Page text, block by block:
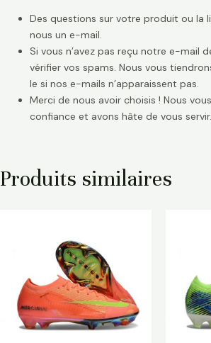
Des questions sur votre produit ou la
nous un e-mail.
Si vous n’avez pas reçu notre e-mail
vérifier vos spams. Nous vous
le si nos e-mails n’apparaissent pas.
Merci de nous avoir choisis ! Nous
confiance et avons hâte de vous servir.
Produits similaires